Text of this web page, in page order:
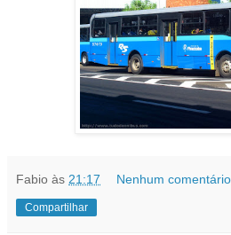
Fabio às 21:17 Nenhum
Compartilhar